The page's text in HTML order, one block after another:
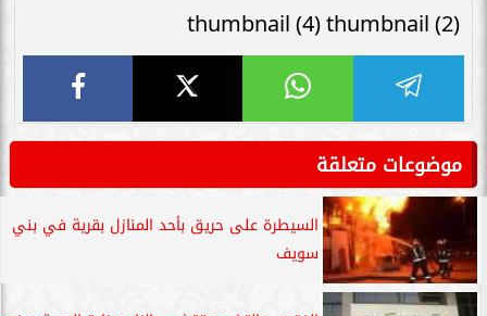
thumbnail (4) thumbnail (2)
موضوعات متعلقة
السيطرة على حريق بأحد المنازل بقرية في بني
سويف